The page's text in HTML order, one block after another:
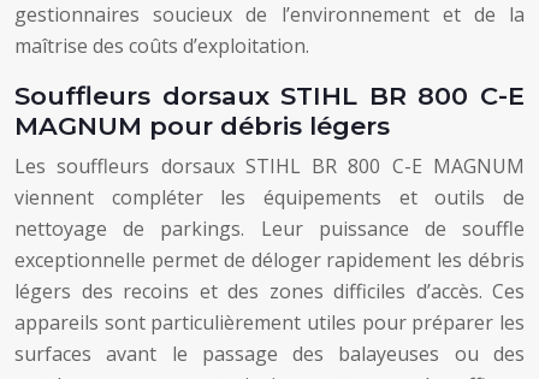
gestionnaires soucieux de l’environnement et de la
maîtrise des coûts d’exploitation.
Souffleurs dorsaux STIHL BR 800 C-E
MAGNUM pour débris légers
Les souffleurs dorsaux STIHL BR 800 C-E MAGNUM
viennent compléter les équipements et outils de
nettoyage de parkings. Leur puissance de souffle
exceptionnelle permet de déloger rapidement les débris
légers des recoins et des zones difficiles d’accès. Ces
appareils sont particulièrement utiles pour préparer les
surfaces avant le passage des balayeuses ou des